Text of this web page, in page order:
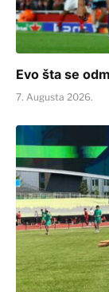
Evo šta se
7. Augusta 2026.